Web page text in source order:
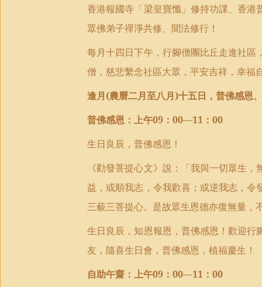
香港報國寺「梁皇寶懺」修持功課、香
眾佛弟子禪淨共修、聞法修行 ！
每月十四日下午，行腳僧團比丘走進社區
僧 ，慈悲繫念社區大眾 ，平安吉祥 ，幸福
逢月(農曆二月至八月)十五日，普佛感恩
普佛感恩 ：上午09 ：00—11 ：00
生日良辰 ，普佛感恩 ！
《勸發菩提心文》說：「我與一切眾生
益，或順我志，令我歡喜；或逆我志，
三藐三菩提心。是故眾生恩德亦復無量，
生日良辰 ， 知恩報恩， 普佛感恩 ！歡迎行
友，隨喜生日會，普佛感恩，植福慶生！
自助午齋 ：上午09 ：00—11 ：00